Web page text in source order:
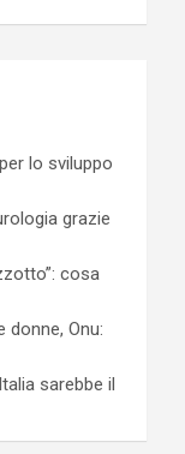
lo sviluppo
grazie
cosa
donne, Onu:
sarebbe il